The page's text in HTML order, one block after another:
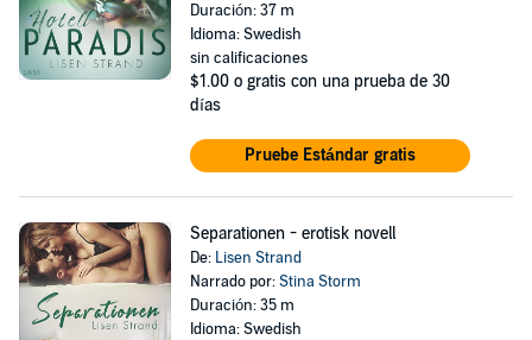
Duración: 37 m
Idioma: Swedish
sin calificaciones
$1.00 o gratis con una prueba de 30
días
Pruebe Estándar gratis
Separationen - erotisk novell
De: Lisen Strand
Narrado por:Stina Storm
Duración: 35 m
Idioma: Swedish